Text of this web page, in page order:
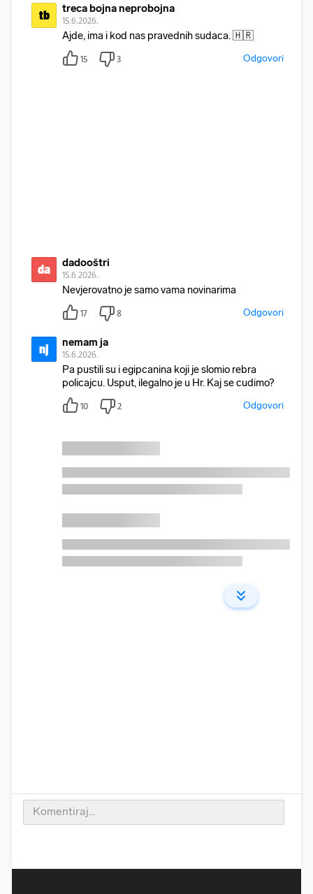
tb treca bojna neprobojna
15.6.2026.
Ajde, ima i kod nas pravednih sudaca. 🇭🇷
15 3 Odgovori
da dadooštri
15.6.2026.
Nevjerovatno je samo vama novinarima
17 8 Odgovori
nj nemam ja
15.6.2026.
Pa pustili su i egipcanina koji je slomio rebra
policajcu. Usput, ilegalno je u Hr. Kaj se cudimo?
10 2 Odgovori